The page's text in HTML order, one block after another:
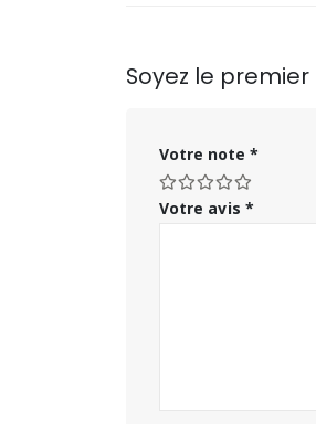
Soyez le premier
Votre note *
Votre avis *